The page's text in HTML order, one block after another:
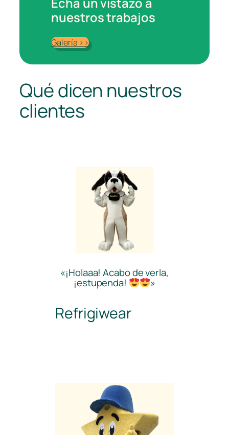
nuestros trabajos
Galería >>
Qué dicen nuestros
clientes
«¡Holaaa! Acabo de verla,
¡estupenda! »
Refrigiwear